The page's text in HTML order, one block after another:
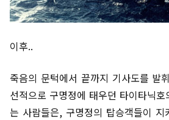
이후..
죽음의 문턱에서 끝까지 기사도를 발
선적으로 구명정에 태우던 타이타닉
는 사람들은, 구명정의 탑승객들이 지